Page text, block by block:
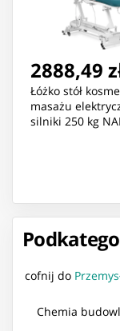
cofnij do
Chemia
2888,49
Łóżko stół
masażu
silniki 250 kg